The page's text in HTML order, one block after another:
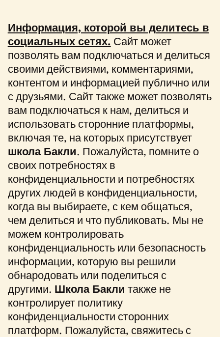
Информация, которой вы делитесь в
социальных сетях. Сайт может
позволять вам подключаться и делиться
своими действиями, комментариями,
контентом и информацией публично или
с друзьями. Сайт также может позволять
вам подключаться к нам, делиться и
использовать сторонние платформы,
включая те, на которых присутствует
школа Бакли. Пожалуйста, помните о
своих потребностях в
конфиденциальности и потребностях
других людей в конфиденциальности,
когда вы выбираете, с кем общаться,
чем делиться и что публиковать. Мы не
можем контролировать
конфиденциальность или безопасность
информации, которую вы решили
обнародовать или поделиться с
другими. Школа Бакли также не
контролирует политику
конфиденциальности сторонних
платформ. Пожалуйста, свяжитесь с